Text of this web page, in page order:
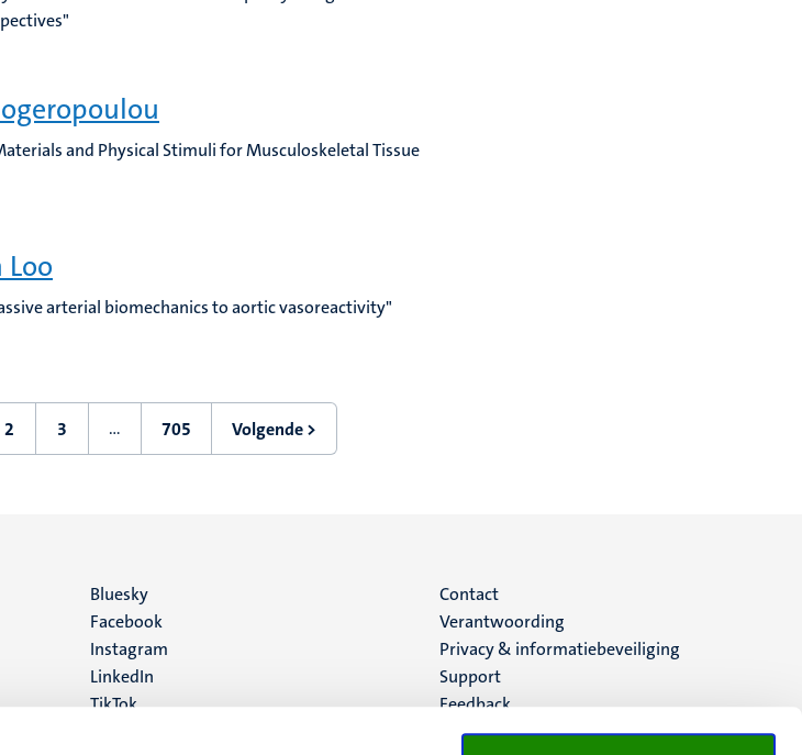
and Physical Stimuli for Musculoskeletal Tissue
arterial biomechanics to aortic vasoreactivity"
Pagina
2
Pagina
3 …
Laatste
705
Volgende
Volgende >
Social
media
Bluesky
Facebook
Instagram
LinkedIn
TikTok
Menu
footer
(NL)
Contact
Verantwoording
Privacy & informatiebeveiliging
Support
Feedback